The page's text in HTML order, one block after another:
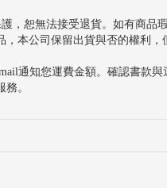
，恕無法接受退貨。如有商品
本公司保留出貨與否的權利
通知您運費金額。確認書款
務。